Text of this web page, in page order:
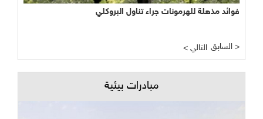
فوائد مذهلة للهرمونات جراء تناول البروكلي
< التالي السابق >
مبادرات بيئية